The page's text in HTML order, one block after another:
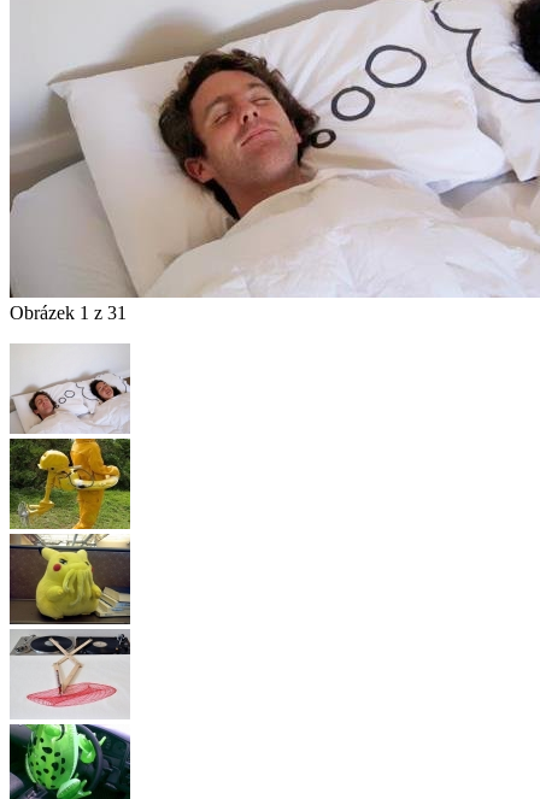
Obrázek 1 z 31